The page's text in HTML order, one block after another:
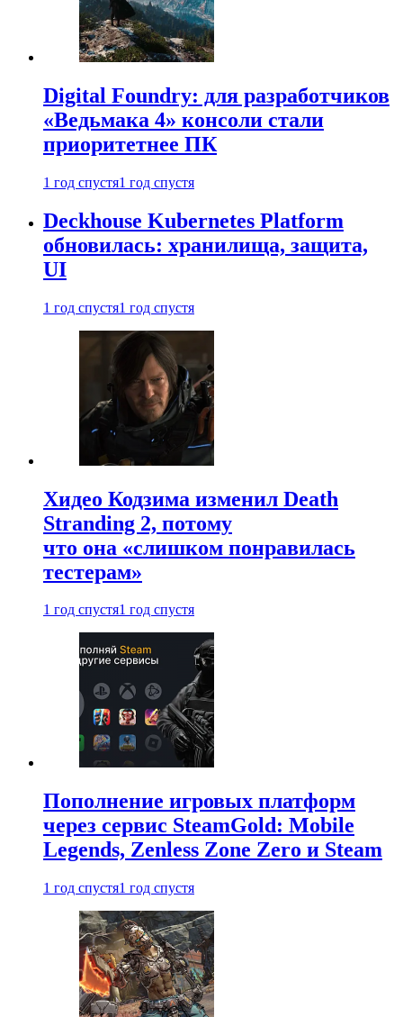
Digital Foundry: для разработчиков
«Ведьмака 4» консоли стали
приоритетнее ПК
1 год спустя1 год спустя
Deckhouse Kubernetes Platform
обновилась: хранилища, защита,
UI
1 год спустя1 год спустя
Хидео Кодзима изменил Death
Stranding 2, потому
что она «слишком понравилась
тестерам»
1 год спустя1 год спустя
Пополнение игровых платформ
через сервис SteamGold: Mobile
Legends, Zenless Zone Zero и Steam
1 год спустя1 год спустя